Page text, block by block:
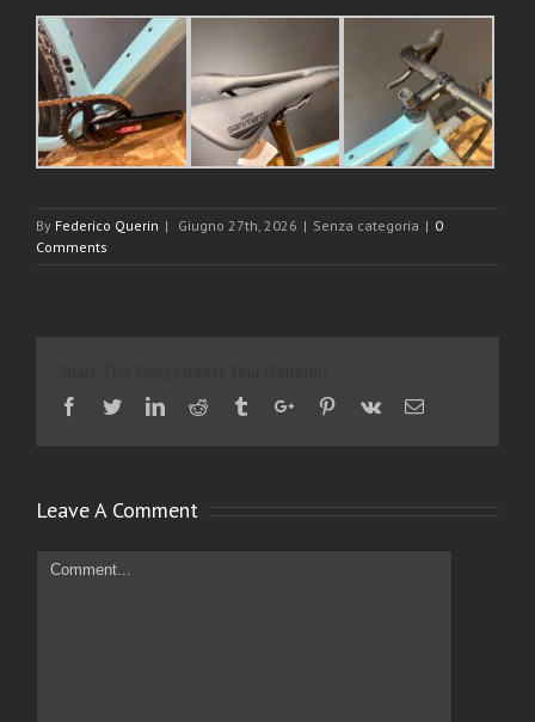
By Federico Querin | Giugno 27th, 2026 | Senza categoria | 0
Comments
Facebook
TwitterLinkedinReddit TumblrGoogle+Pinterest
Vk Email
Leave A Comment
Comment